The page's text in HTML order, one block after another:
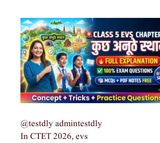
@testdly admintestdly
In CTET 2026, evs